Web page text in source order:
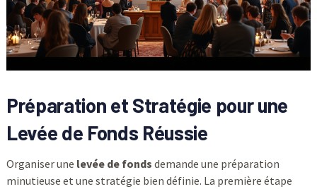
Préparation et Stratégie pour une
Levée de Fonds Réussie
Organiser une levée de fonds demande une préparation
minutieuse et une stratégie bien définie. La première étape